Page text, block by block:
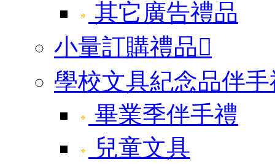
其它廣告禮品
小量訂購禮品
學校文具紀念品伴手
畢業季伴手禮
兒童文具